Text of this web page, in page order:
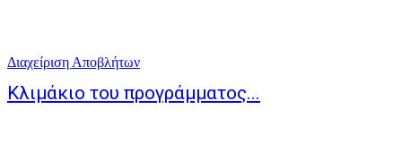
Διαχείριση Αποβλήτων
Κλιμάκιο του προγράμματος...